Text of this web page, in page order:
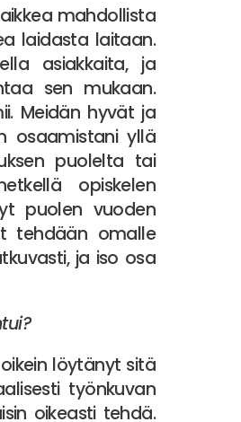
mahdollista
laidasta laitaan.
asiakkaita, ja
sen mukaan.
Meidän hyvät ja
osaamistani yllä
puolelta tai
opiskelen
puolen vuoden
tehdään omalle
ja iso osa
löytänyt sitä
työnkuvan
oikeasti tehdä.